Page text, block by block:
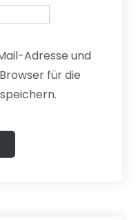
Adresse und
für die